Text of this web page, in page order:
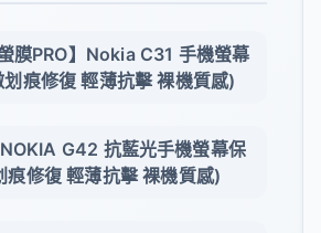
膜PRO】Nokia C31 手機螢幕
痕修復 輕薄抗擊 裸機質感)
G42 抗藍光手機螢幕保
痕修復 輕薄抗擊 裸機質感)